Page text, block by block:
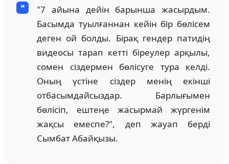
"7 айына дейін барынша жасырдым.
Басымда туылғаннан кейін бір бөлісем
деген ой болды. Бірақ гендер патидің
видеосы тарап кетті біреулер арқылы,
сомен сіздермен бөлісуге тура келді.
Оның үстіне сіздер менің екінші
отбасымдайсыздар. Барлығымен
бөлісіп, ештеңе жасырмай жүргенім
жақсы емеспе?", деп жауап берді
Сымбат Абайқызы.